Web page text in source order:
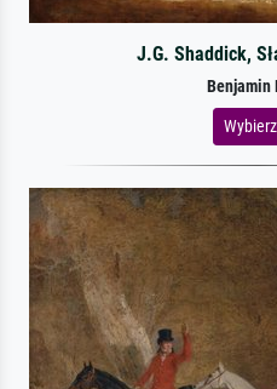
J.G. Shaddick,
Benjamin